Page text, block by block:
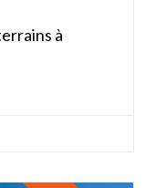
à